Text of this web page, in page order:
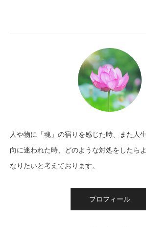
人や物に「魂」の宿りを感じた時、また人
向に迷われた時、どのような対処をしたら
なりたいと考えております。
プロフィール